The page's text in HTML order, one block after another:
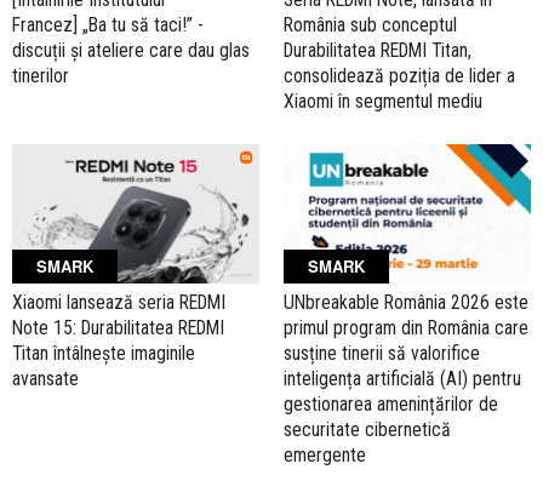
Francez] „Ba tu să taci!” -
discuții și ateliere care dau glas
tinerilor
România sub conceptul
Durabilitatea REDMI Titan,
consolidează poziția de lider a
Xiaomi în segmentul mediu
SMARK
Xiaomi lansează seria REDMI
Note 15: Durabilitatea REDMI
Titan întâlnește imaginile
avansate
SMARK
UNbreakable România 2026 este
primul program din România care
susține tinerii să valorifice
inteligența artificială (AI) pentru
gestionarea amenințărilor de
securitate cibernetică
emergente